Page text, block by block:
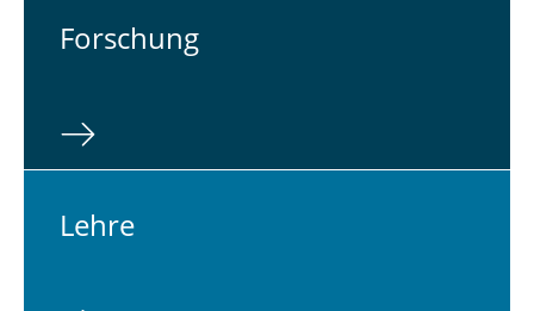
For­schung
Lehre